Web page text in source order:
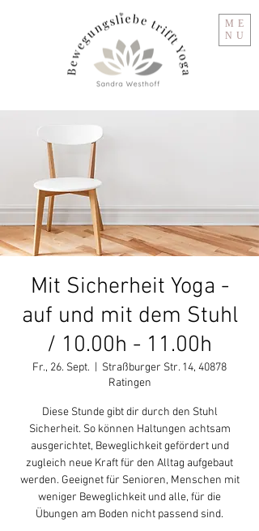
ME
NU
Mit Sicherheit Yoga -
auf und mit dem Stuhl
/ 10.00h - 11.00h
Fr., 26. Sept.
Straßburger Str. 14, 40878
Ratingen
Diese Stunde gibt dir durch den Stuhl
Sicherheit. So können Haltungen achtsam
ausgerichtet, Beweglichkeit gefördert und
zugleich neue Kraft für den Alltag aufgebaut
werden. Geeignet für Senioren, Menschen mit
weniger Beweglichkeit und alle, für die
Übungen am Boden nicht passend sind.